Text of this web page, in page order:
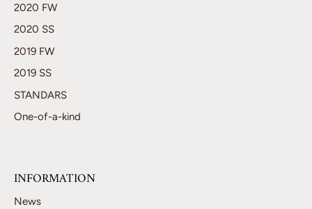
2020 FW
2020 SS
2019 FW
2019 SS
STANDARS
One-of-a-kind
INFORMATION
News